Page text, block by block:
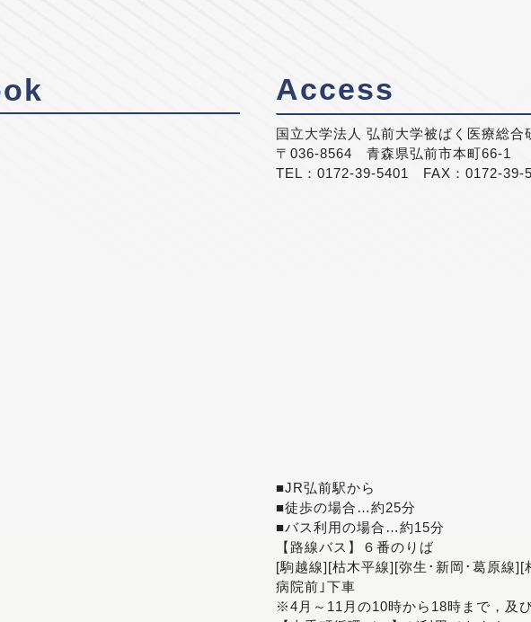
Access
国立大学法人 弘前大学被ばく医療総合
〒036-8564 青森県弘前市本町66-1
TEL：0172-39-5401 FAX：0172-39-
■JR弘前駅から
■徒歩の場合…約25分
■バス利用の場合…約15分
【路線バス】６番のりば
[駒越線][枯木平線][弥生･新岡･葛原線
病院前｣下車
※4月～11月の10時から18時まで，及